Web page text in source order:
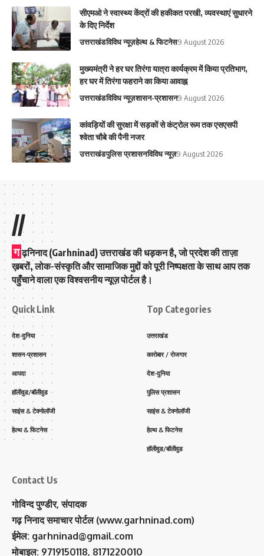
सीएमओ ने स्वास्थ्य केंद्रों की हकीकत परखी, व्यवस्थाएं सुधारने
के दिए निर्देश
उत्तराखंडविविध न्यूज़हेल्थ & फिटनेस9 August 2026
मुख्यमंत्री ने हर घर तिरंगा यात्रा कार्यक्रम में किया प्रतिभाग,
हर घर में तिरंगा फहराने का किया आवाह्न
उत्तराखंडविविध न्यूज़शासन-प्रशासन9 August 2026
कांवड़ियों की सुरक्षा में सड़कों से कंट्रोल रूम तक एसएसपी
श्वेता चौबे की पैनी नजर
उत्तराखंडपुलिस प्रशासनविविध न्यूज़9 August 2026
//
ग ढ़निनाद (Garhninad) उत्तराखंड की धड़कन है, जो प्रदेश की ताज़ा
ख़बरों, लोक-संस्कृति और सामाजिक मुद्दों को पूरी निष्पक्षता के साथ आप तक
पहुँचाने वाला एक विश्वसनीय न्यूज़ पोर्टल है।
Quick Link
देश-दुनिया
शासन-प्रशासन
आपदा
हॉलीवुड/बॉलीवुड
साइंस & टेक्नोलॉजी
हेल्थ & फिटनेस
Top Categories
उत्तराखंड
कारोबार / रोजगार
देश-दुनिया
पुलिस प्रशासन
साइंस & टेक्नोलॉजी
हेल्थ & फिटनेस
हॉलीवुड/बॉलीवुड
Contact Us
गोविन्द पुण्डीर, संपादक
गढ़ निनाद समाचार पोर्टल (www.garhninad.com)
ईमेल: garhninad@gmail.com
मोबाइल: 9719150118, 8171220010